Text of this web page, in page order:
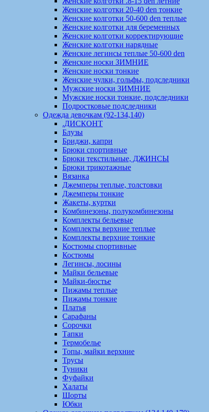
Женские колготки 20-40 den тонкие
Женские колготки 50-600 den теплые
Женские колготки для беременных
Женские колготки корректирующие
Женские колготки нарядные
Женские легинсы теплые 50-600 den
Женские носки ЗИМНИЕ
Женские носки тонкие
Женские чулки, гольфы, подследники
Мужские носки ЗИМНИЕ
Мужские носки тонкие, подследники
Подростковые подследники
Одежда девочкам (92-134,140)
.ДИСКОНТ
Блузы
Бриджи, капри
Брюки спортивные
Брюки текстильные, ДЖИНСЫ
Брюки трикотажные
Вязанка
Джемперы теплые, толстовки
Джемперы тонкие
Жакеты, куртки
Комбинезоны, полукомбинезоны
Комплекты бельевые
Комплекты верхние теплые
Комплекты верхние тонкие
Костюмы спортивные
Костюмы
Легинсы, лосины
Майки бельевые
Майки-бюстье
Пижамы теплые
Пижамы тонкие
Платья
Сарафаны
Сорочки
Тапки
Термобелье
Топы, майки верхние
Трусы
Туники
Фуфайки
Халаты
Шорты
Юбки